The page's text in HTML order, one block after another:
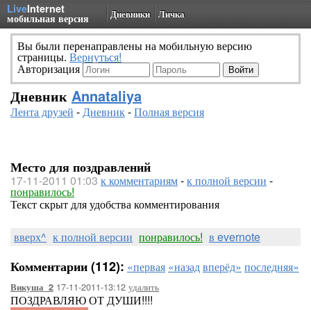
LiveInternet
мобильная версия Дневники Личка
Вы были перенаправлены на мобильную версию
страницы. Вернуться!
Авторизация
Дневник Annataliya
Лента друзей -Дневник-Полная версия
Место для поздравлений
17-11-2011 01:03 к комментариям-к полной версии -
понравилось!
Текст скрыт для удобства комментирования
вверх^ к полной версии понравилось! в evernote
Комментарии (112): «первая «назадвперёд» последняя»
Викуша_2 17-11-2011-13:12 удалить
ПОЗДРАВЛЯЮ ОТ ДУШИ!!!!